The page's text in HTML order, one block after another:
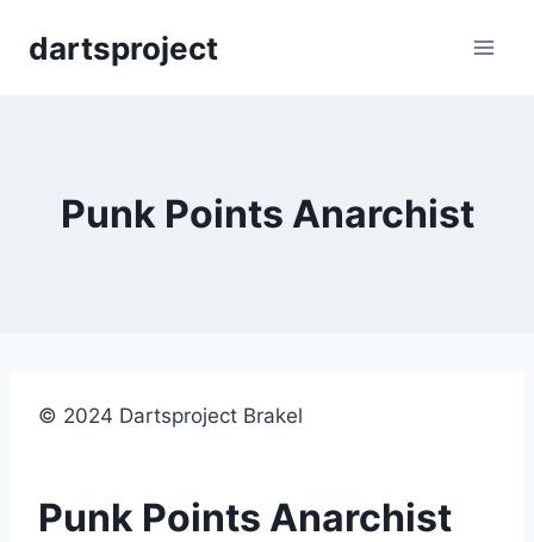
dartsproject
Punk Points Anarchist
© 2024 Dartsproject Brakel
Punk Points Anarchist